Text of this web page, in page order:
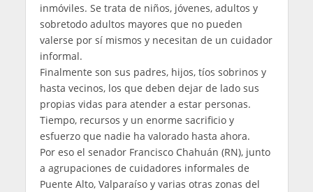
inmóviles. Se trata de niños, jóvenes, adultos y
sobretodo adultos mayores que no pueden
valerse por sí mismos y necesitan de un cuidador
informal.
Finalmente son sus padres, hijos, tíos sobrinos y
hasta vecinos, los que deben dejar de lado sus
propias vidas para atender a estar personas.
Tiempo, recursos y un enorme sacrificio y
esfuerzo que nadie ha valorado hasta ahora.
Por eso el senador Francisco Chahuán (RN), junto
a agrupaciones de cuidadores informales de
Puente Alto, Valparaíso y varias otras zonas del